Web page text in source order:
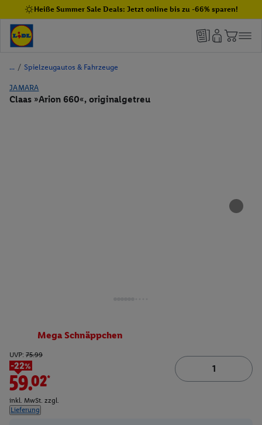
Heiße Summer Sale Deals: Jetzt online bis zu -66% sparen!
/ Spielzeugautos & Fahrzeuge
JAMARA
Claas »Arion 660«, originalgetreu
Mega Schnäppchen
UVP: 75.99
-22%
59.02*
inkl. MwSt. zzgl.
Lieferung